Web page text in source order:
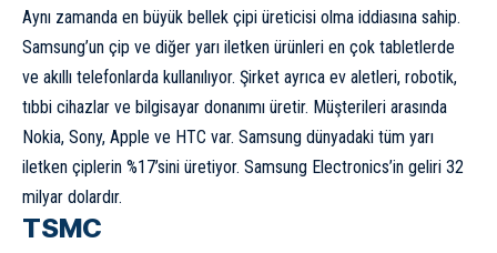
Aynı zamanda en büyük bellek çipi üreticisi olma iddiasına sahip.
Samsung’un çip ve diğer yarı iletken ürünleri en çok tabletlerde
ve akıllı telefonlarda kullanılıyor. Şirket ayrıca ev aletleri, robotik,
tıbbi cihazlar ve bilgisayar donanımı üretir. Müşterileri arasında
Nokia, Sony, Apple ve HTC var. Samsung dünyadaki tüm yarı
iletken çiplerin %17’sini üretiyor. Samsung Electronics’in geliri 32
milyar dolardır.
TSMC